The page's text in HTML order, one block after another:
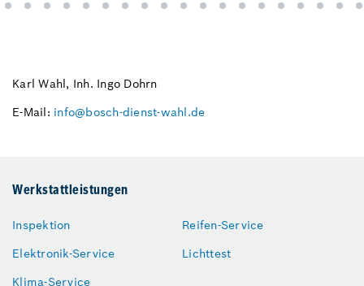
Karl Wahl, Inh. Ingo Dohrn
E-Mail: info@bosch-dienst-wahl.de
Werkstattleistungen
Inspektion
Elektronik-Service
Klima-Service
Reifen-Service
Lichttest